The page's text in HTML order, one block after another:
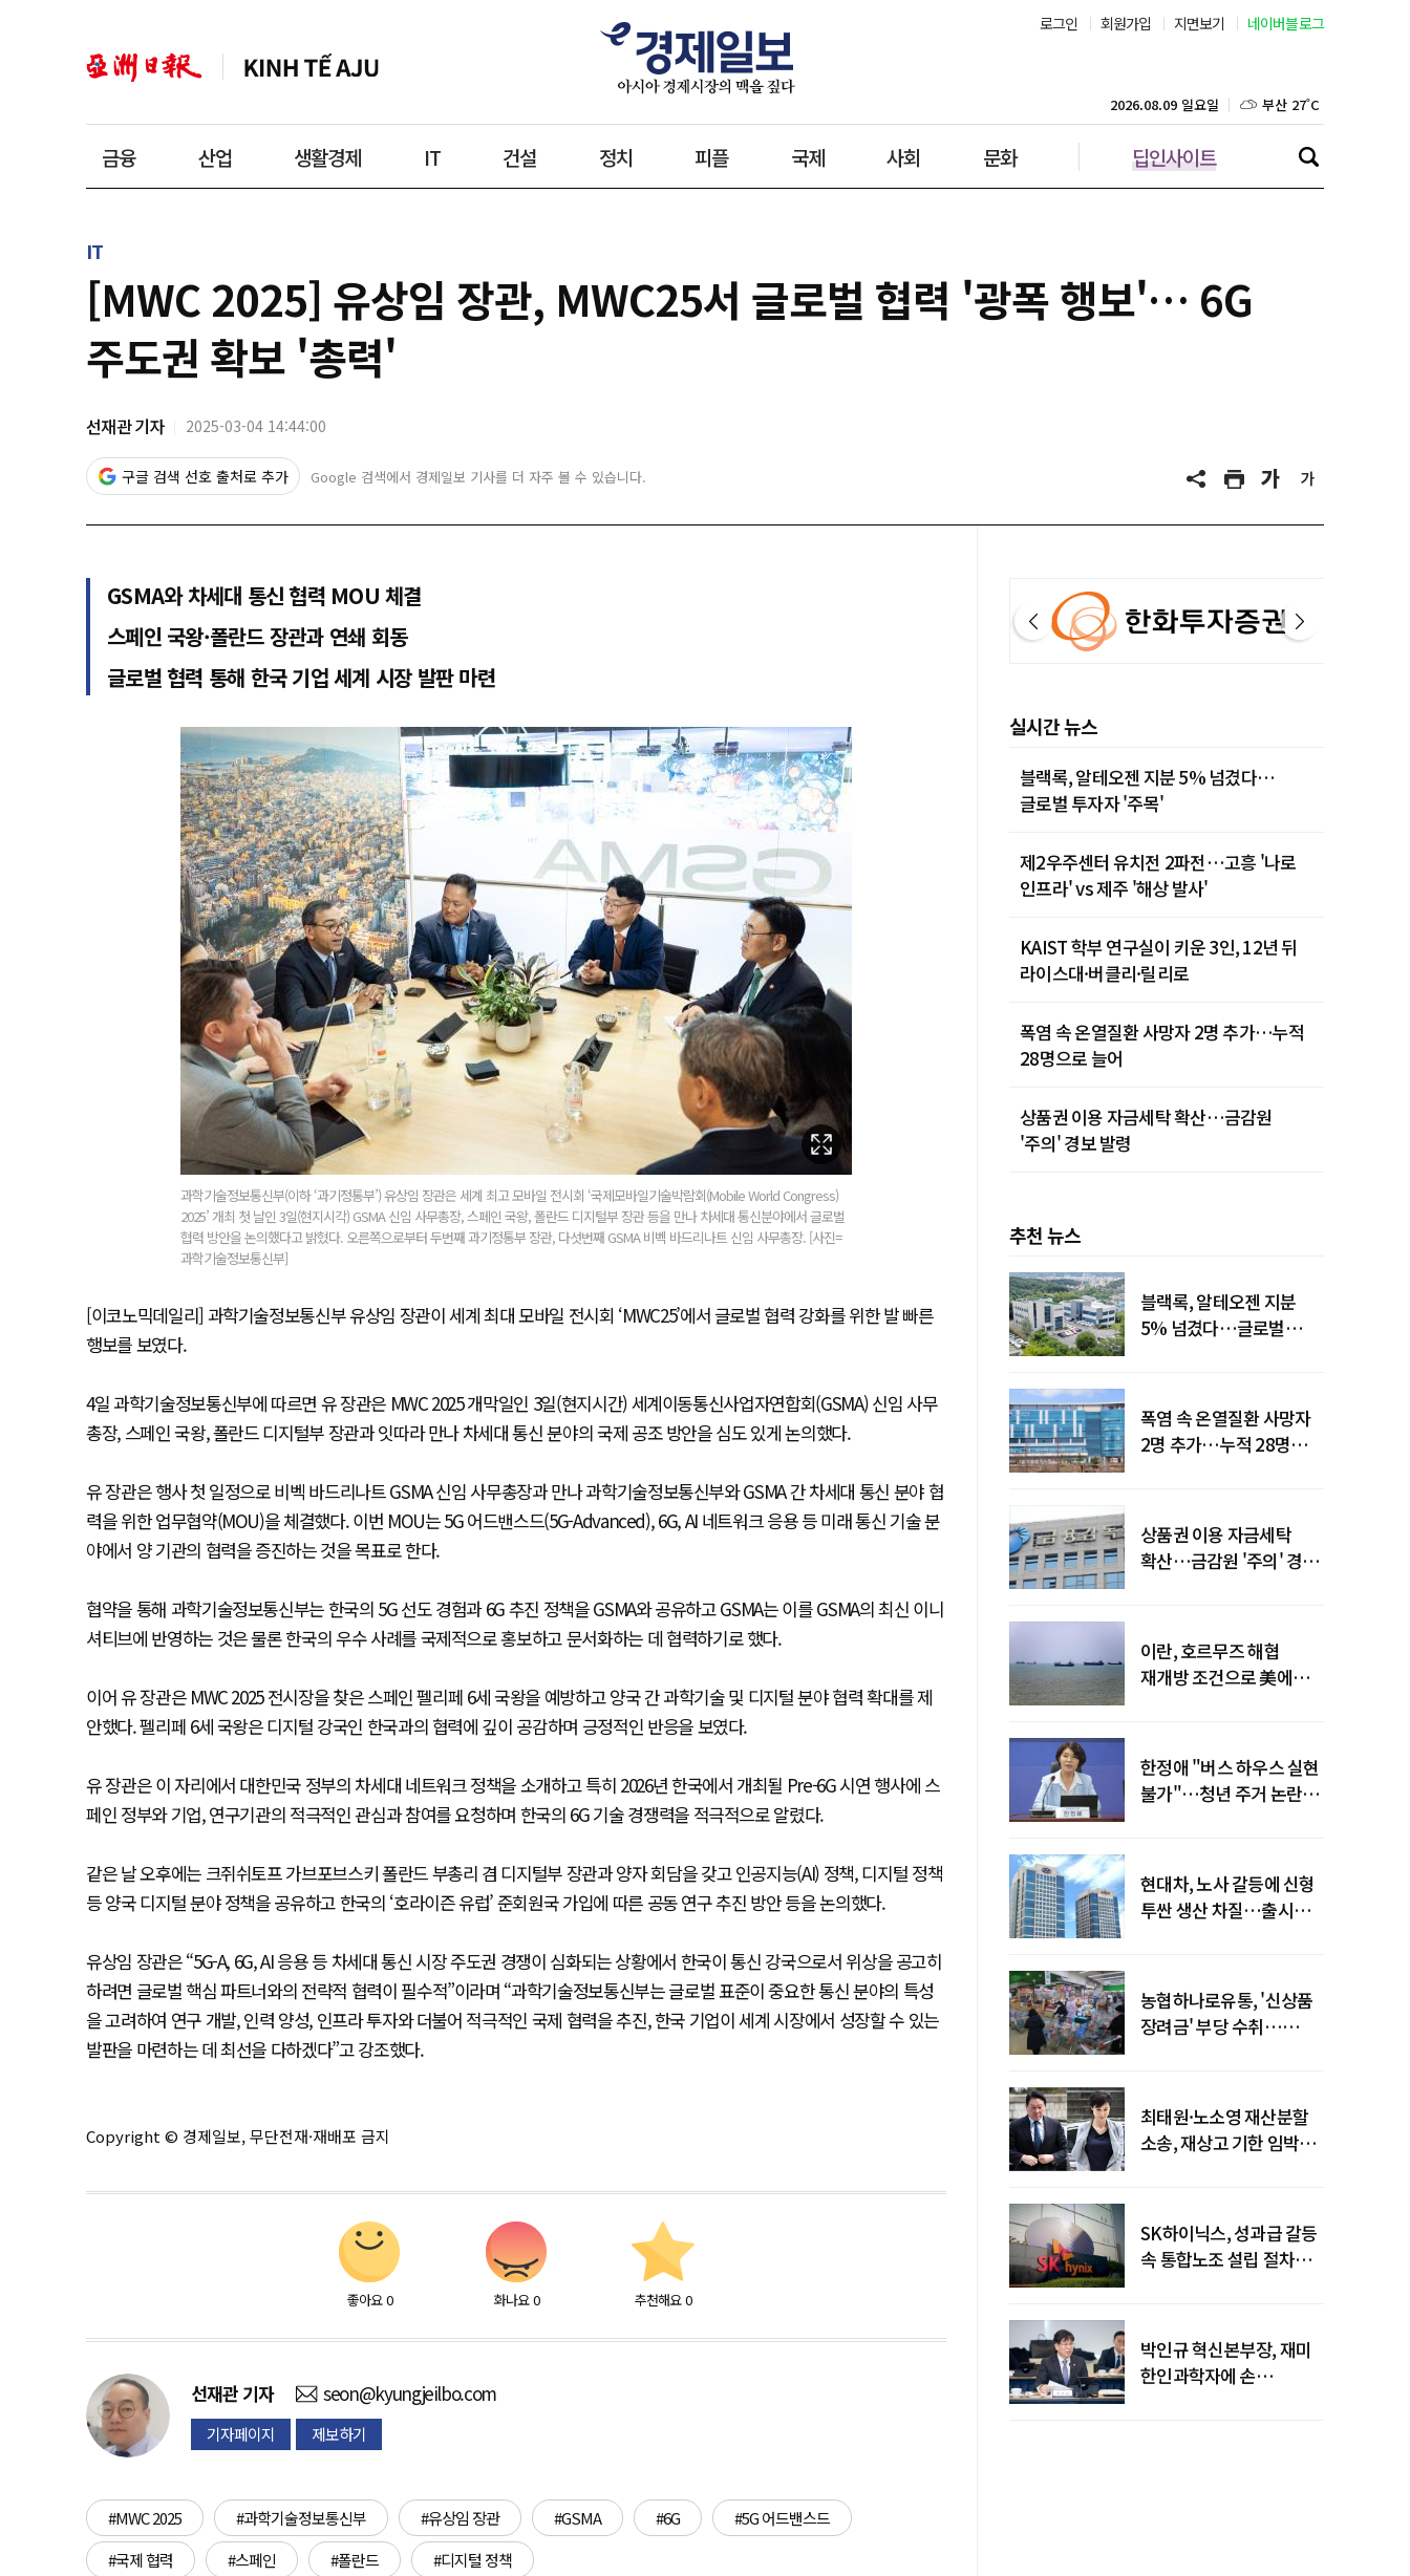
로그인 회원가입 지면보기 네이버블로그
금융 산업 생활경제 IT 건설 정치 피플 국제 사회 문화 딥인사이트
2026.08.09 일요일 대구 25˚C
인천 27˚C
IT
[MWC 2025] 유상임 장관, MWC25서 글로벌 협력 '광폭 행보'… 6G
주도권 확보 '총력'
선재관 기자 2025-03-04 14:44:00
구글 검색 선호 출처로 추가 Google 검색에서 경제일보 기사를 더 자주 볼 수 있습니다.
GSMA와 차세대 통신 협력 MOU 체결
스페인 국왕·폴란드 장관과 연쇄 회동
글로벌 협력 통해 한국 기업 세계 시장 발판 마련
과학기술정보통신부(이하 ‘과기정통부’) 유상임 장관은 세계 최고 모바일 전시회 ‘국제모바일기술박람회(Mobile World Congress)
2025’ 개최 첫 날인 3일(현지시각) GSMA 신임 사무총장, 스페인 국왕, 폴란드 디지털부 장관 등을 만나 차세대 통신분야에서 글로벌
협력 방안을 논의했다고 밝혔다. 오른쪽으로부터 두번째 과기정통부 장관, 다섯번째 GSMA 비벡 바드리나트 신임 사무총장. [사진=
과학기술정보통신부]
[이코노믹데일리] 과학기술정보통신부 유상임 장관이 세계 최대 모바일 전시회 ‘MWC25’에서 글로벌 협력 강화를 위한 발 빠른
행보를 보였다.
4일 과학기술정보통신부에 따르면 유 장관은 MWC 2025 개막일인 3일(현지시간) 세계이동통신사업자연합회(GSMA) 신임 사무
총장, 스페인 국왕, 폴란드 디지털부 장관과 잇따라 만나 차세대 통신 분야의 국제 공조 방안을 심도 있게 논의했다.
유 장관은 행사 첫 일정으로 비벡 바드리나트 GSMA 신임 사무총장과 만나 과학기술정보통신부와 GSMA 간 차세대 통신 분야 협
력을 위한 업무협약(MOU)을 체결했다. 이번 MOU는 5G 어드밴스드(5G-Advanced), 6G, AI 네트워크 응용 등 미래 통신 기술 분
야에서 양 기관의 협력을 증진하는 것을 목표로 한다.
협약을 통해 과학기술정보통신부는 한국의 5G 선도 경험과 6G 추진 정책을 GSMA와 공유하고 GSMA는 이를 GSMA의 최신 이니
셔티브에 반영하는 것은 물론 한국의 우수 사례를 국제적으로 홍보하고 문서화하는 데 협력하기로 했다.
이어 유 장관은 MWC 2025 전시장을 찾은 스페인 펠리페 6세 국왕을 예방하고 양국 간 과학기술 및 디지털 분야 협력 확대를 제
안했다. 펠리페 6세 국왕은 디지털 강국인 한국과의 협력에 깊이 공감하며 긍정적인 반응을 보였다.
유 장관은 이 자리에서 대한민국 정부의 차세대 네트워크 정책을 소개하고 특히 2026년 한국에서 개최될 Pre-6G 시연 행사에 스
페인 정부와 기업, 연구기관의 적극적인 관심과 참여를 요청하며 한국의 6G 기술 경쟁력을 적극적으로 알렸다.
같은 날 오후에는 크쥐쉬토프 가브포브스키 폴란드 부총리 겸 디지털부 장관과 양자 회담을 갖고 인공지능(AI) 정책, 디지털 정책
등 양국 디지털 분야 정책을 공유하고 한국의 ‘호라이즌 유럽’ 준회원국 가입에 따른 공동 연구 추진 방안 등을 논의했다.
유상임 장관은 “5G-A, 6G, AI 응용 등 차세대 통신 시장 주도권 경쟁이 심화되는 상황에서 한국이 통신 강국으로서 위상을 공고히
하려면 글로벌 핵심 파트너와의 전략적 협력이 필수적”이라며 “과학기술정보통신부는 글로벌 표준이 중요한 통신 분야의 특성
을 고려하여 연구 개발, 인력 양성, 인프라 투자와 더불어 적극적인 국제 협력을 추진, 한국 기업이 세계 시장에서 성장할 수 있는
발판을 마련하는 데 최선을 다하겠다”고 강조했다.
Copyright © 경제일보, 무단전재·재배포 금지
좋아요 0 화나요 0 추천해요 0
선재관 기자 seon@kyungjeilbo.com
기자페이지 제보하기
#MWC 2025 #과학기술정보통신부 #유상임 장관 #GSMA #6G
#5G 어드밴스드
#국제 협력
#스페인 #폴란드 #디지털 정책
실시간 뉴스
블랙록, 알테오젠 지분 5% 넘겼다…
글로벌 투자자 '주목'
제2우주센터 유치전 2파전…고흥 '나로
인프라' vs 제주 '해상 발사'
KAIST 학부 연구실이 키운 3인, 12년 뒤
라이스대·버클리·릴리로
폭염 속 온열질환 사망자 2명 추가…누적
28명으로 늘어
상품권 이용 자금세탁 확산…금감원
'주의' 경보 발령
추천 뉴스
블랙록, 알테오젠 지분
5% 넘겼다…글로벌
폭염 속 온열질환 사망자
2명 추가…누적 28명으로
상품권 이용 자금세탁
확산…금감원 '주의' 경보
이란, 호르무즈 해협
재개방 조건으로 美에
한정애 "버스 하우스 실현
불가"…청년 주거 논란
현대차, 노사 갈등에 신형
투싼 생산 차질…출시
농협하나로유통, '신상품
장려금' 부당 수취…
최태원·노소영 재산분할
소송, 재상고 기한 임박…
SK하이닉스, 성과급 갈등
속 통합노조 설립 절차
박인규 혁신본부장, 재미
한인과학자에 손